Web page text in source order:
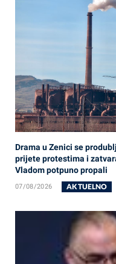
Drama u Zenici se
prijete protestima i
Vladom potpuno propali
07/08/2026 AKTUELNO